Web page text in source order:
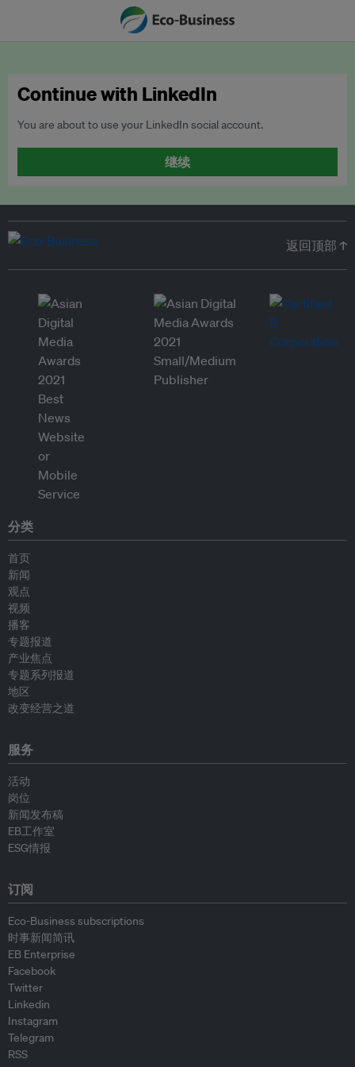
Continue with LinkedIn
You are about to use your LinkedIn social account.
继续
返回顶部 ↑
分类
首页
新闻
观点
视频
播客
专题报道
产业焦点
专题系列报道
地区
改变经营之道
服务
活动
岗位
新闻发布稿
EB工作室
ESG情报
订阅
Eco-Business subscriptions
时事新闻简讯
EB Enterprise
Facebook
Twitter
Linkedin
Instagram
Telegram
RSS